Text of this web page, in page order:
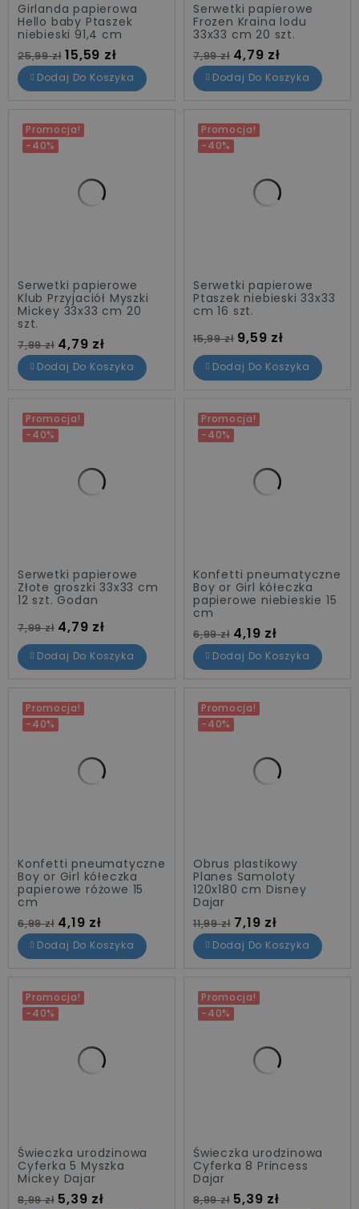
Girlanda papierowa
Hello baby Ptaszek
niebieski 91,4 cm
Cena standardowa
25,99 zł Cena
15,59 zł
Dodaj Do Koszyka
Serwetki papierowe
Frozen Kraina lodu
33x33 cm 20 szt.
Cena standardowa
7,99 zł Cena
4,79 zł
Dodaj Do Koszyka
Promocja!
-40%
Serwetki papierowe
Klub Przyjaciół Myszki
Mickey 33x33 cm 20
szt.
Cena standardowa
7,99 zł Cena
4,79 zł
Dodaj Do Koszyka
Promocja!
-40%
Serwetki papierowe
Ptaszek niebieski 33x33
cm 16 szt.
Cena standardowa
15,99 zł Cena
9,59 zł
Dodaj Do Koszyka
Promocja!
-40%
Serwetki papierowe
Złote groszki 33x33 cm
12 szt. Godan
Cena standardowa
7,99 zł Cena
4,79 zł
Dodaj Do Koszyka
Promocja!
-40%
Konfetti pneumatyczne
Boy or Girl kółeczka
papierowe niebieskie 15
cm
Cena standardowa
6,99 zł Cena
4,19 zł
Dodaj Do Koszyka
Promocja!
-40%
Konfetti pneumatyczne
Boy or Girl kółeczka
papierowe różowe 15
cm
Cena standardowa
6,99 zł Cena
4,19 zł
Dodaj Do Koszyka
Promocja!
-40%
Obrus plastikowy
Planes Samoloty
120x180 cm Disney
Dajar
Cena standardowa
11,99 zł Cena
7,19 zł
Dodaj Do Koszyka
Promocja!
-40%
Świeczka urodzinowa
Cyferka 5 Myszka
Mickey Dajar
Cena standardowa
8,99 zł Cena
5,39 zł
Promocja!
-40%
Świeczka urodzinowa
Cyferka 8 Princess
Dajar
Cena standardowa
8,99 zł Cena
5,39 zł